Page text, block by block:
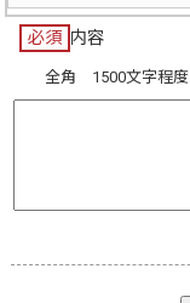
必須 内容
全角 1500文字程度